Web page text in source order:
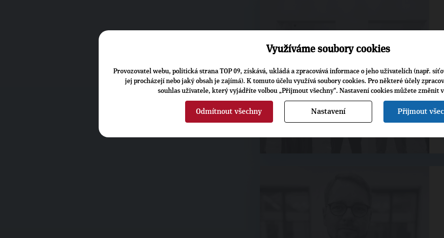
Využíváme soubory cookies
Provozovatel webu, politická strana TOP 09, získává, ukládá a zpracovává informace o jeho uživatelích (např.
jej procházejí nebo jaký obsah je zajímá). K tomuto účelu využívá soubory cookies. Pro některé účely
souhlas uživatele, který vyjádříte volbou „Přijmout všechny“. Nastavení cookies můžete změnit
Odmítnout všechny Nastavení Přijmout